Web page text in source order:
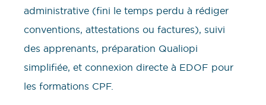
administrative (fini le temps perdu à rédiger
conventions, attestations ou factures), suivi
des apprenants, préparation Qualiopi
simplifiée, et connexion directe à EDOF pour
les formations CPF.